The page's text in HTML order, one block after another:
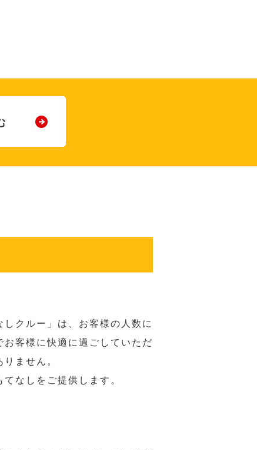
クルー」は、お客様の人数に
客様に快適に過ごしていただ
ません。
なしをご提供します。